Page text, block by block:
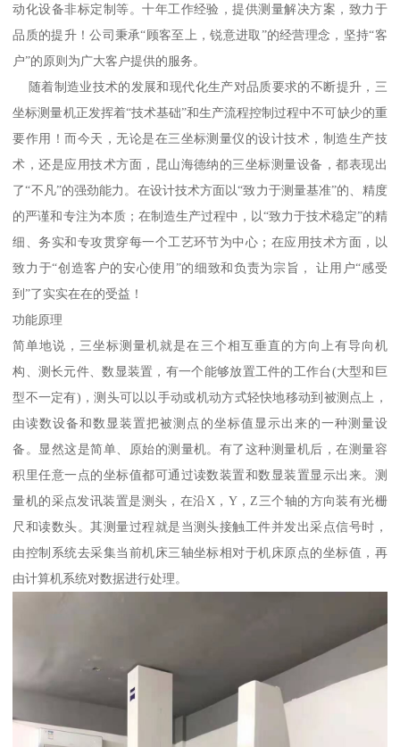
动化设备非标定制等。十年工作经验，提供测量解决方案，致力于
品质的提升！公司秉承“顾客至上，锐意进取”的经营理念，坚持“客
户”的原则为广大客户提供的服务。
随着制造业技术的发展和现代化生产对品质要求的不断提升，三
坐标测量机正发挥着“技术基础”和生产流程控制过程中不可缺少的重
要作用！而今天，无论是在三坐标测量仪的设计技术，制造生产技
术，还是应用技术方面，昆山海德纳的三坐标测量设备，都表现出
了“不凡”的强劲能力。在设计技术方面以“致力于测量基准”的、精度
的严谨和专注为本质；在制造生产过程中，以“致力于技术稳定”的精
细、务实和专攻贯穿每一个工艺环节为中心；在应用技术方面，以
致力于“创造客户的安心使用”的细致和负责为宗旨， 让用户“感受
到”了实实在在的受益！
功能原理
简单地说，三坐标测量机就是在三个相互垂直的方向上有导向机
构、测长元件、数显装置，有一个能够放置工件的工作台(大型和巨
型不一定有)，测头可以以手动或机动方式轻快地移动到被测点上，
由读数设备和数显装置把被测点的坐标值显示出来的一种测量设
备。显然这是简单、原始的测量机。有了这种测量机后，在测量容
积里任意一点的坐标值都可通过读数装置和数显装置显示出来。测
量机的采点发讯装置是测头，在沿X，Y，Z三个轴的方向装有光栅
尺和读数头。其测量过程就是当测头接触工件并发出采点信号时，
由控制系统去采集当前机床三轴坐标相对于机床原点的坐标值，再
由计算机系统对数据进行处理。